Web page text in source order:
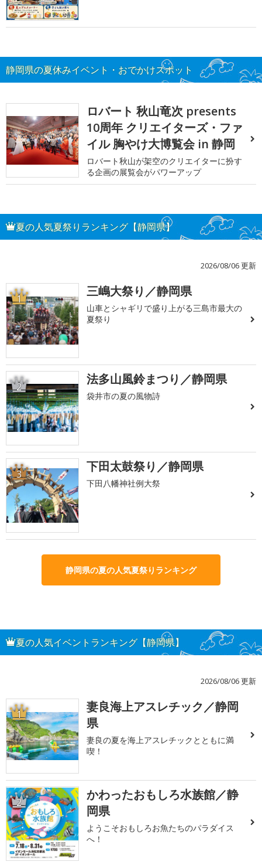
静岡県の夏休みイベント・おでかけスポット
ロバート 秋山竜次 presents
10周年 クリエイターズ・ファ
イル 胸やけ大博覧会 in 静岡
ロバート秋山が架空のクリエイターに扮す
る企画の展覧会がパワーアップ
夏の人気夏祭りランキング【静岡県】
2026/08/06 更新
1 三嶋大祭り／静岡県
山車とシャギリで盛り上がる三島市最大の
夏祭り
2 法多山風鈴まつり／静岡県
袋井市の夏の風物詩
3 下田太鼓祭り／静岡県
下田八幡神社例大祭
静岡県の夏の人気夏祭りランキング
夏の人気イベントランキング【静岡県】
2026/08/06 更新
1
妻良海上アスレチック／静岡
県
妻良の夏を海上アスレチックとともに満
喫！
2
かわったおもしろ水族館／静
岡県
ようこそおもしろお魚たちのパラダイス
へ！